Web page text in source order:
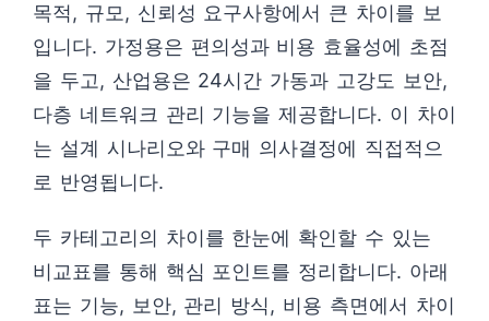
목적, 규모, 신뢰성 요구사항에서 큰 차이를 보
입니다. 가정용은 편의성과 비용 효율성에 초점
을 두고, 산업용은 24시간 가동과 고강도 보안,
다층 네트워크 관리 기능을 제공합니다. 이 차이
는 설계 시나리오와 구매 의사결정에 직접적으
로 반영됩니다.
두 카테고리의 차이를 한눈에 확인할 수 있는
비교표를 통해 핵심 포인트를 정리합니다. 아래
표는 기능, 보안, 관리 방식, 비용 측면에서 차이